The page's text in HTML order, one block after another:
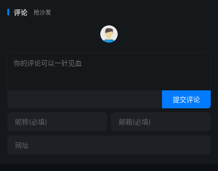
评论 抢沙发
提交评论